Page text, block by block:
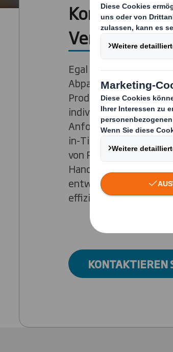
Egal vor welcher
Abpacken, Umpacken
Produkte stehen, wir
individuellen
Anforderungen. Ob
in-Time-Abrufe,
von Produkten in
Handel oder Industrie,
entwickeln wir ein
effiziente und
KONTAKTIEREN